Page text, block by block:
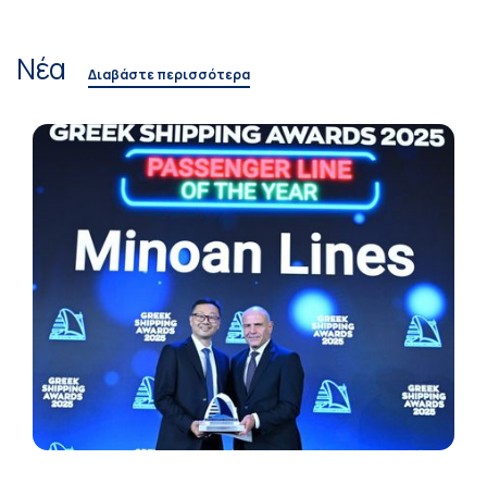
Νέα Διαβάστε περισσότερα